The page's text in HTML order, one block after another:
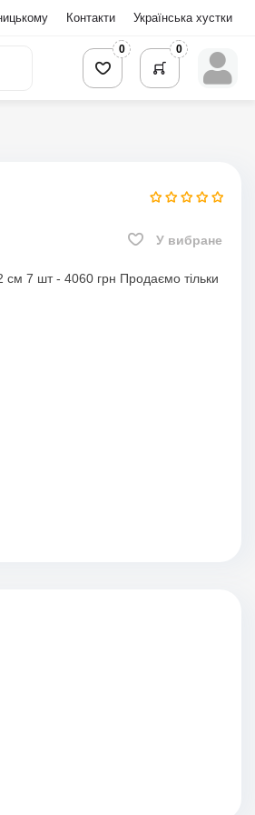
Контакти Українська хустки
0 0
У вибране
см 7 шт - 4060 грн Продаємо тільки